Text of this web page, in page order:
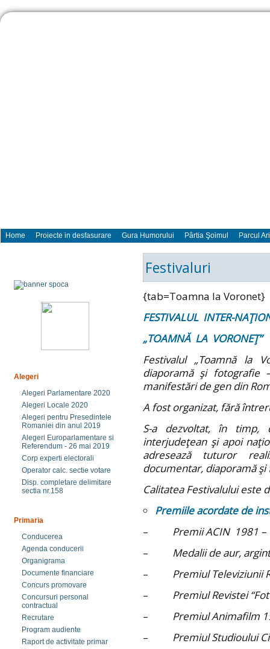
Home Proiecte in desfasurare Gura Humorului Pârtia Şoimul Parcul
Alegeri
Alegeri Parlamentare 2020
Alegeri Locale 2020
Alegeri pentru Presedintele
Romaniei din anul 2019
Alegeri Europarlamentare si
Referendum - 26 mai 2019
Corp experti electorali
Operator calc. sectie votare
Disp. completare delimitare
sectia nr.158
Primaria
Conducerea
Agenda conducerii
Organigrama
Documente financiare
Concurs promovare
Concursuri personal
contractual
Recrutare
Program audiente
Raport de activitate primar
Festivaluri
{tab=Toamna la Voronet}
FESTIVALUL INTER-
„TOAMNĂ LA VORONEŢ”
Festivalul „Toamnă la
diaporamă şi fotografie
manifestări de gen din
A fost organizat, fără
S-a dezvoltat, în
interjudeţean şi apoi
adresează tuturor
documentar, diaporamă
Calitatea Festivalului este
Premiile acordate de
– Premii ACIN 1981 –
– Medalii de aur,
– Premiul Televiziunii
– Premiul Revistei
– Premiul Animafilm
– Premiul Studioului